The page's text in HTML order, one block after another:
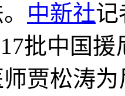
中新社记
批中国
贾松涛